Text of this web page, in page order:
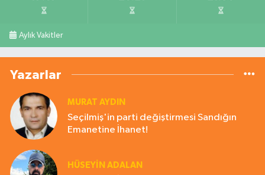
Aylık Vakitler
Yazarlar
MURAT AYDIN
Seçilmiş'in parti değiştirmesi Sandığın
Emanetine İhanet!
HÜSEYIN ADALAN